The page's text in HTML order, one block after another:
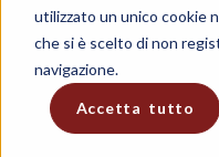
utilizzato un unico cookie
che si è scelto di non
navigazione.
Accetta tutto